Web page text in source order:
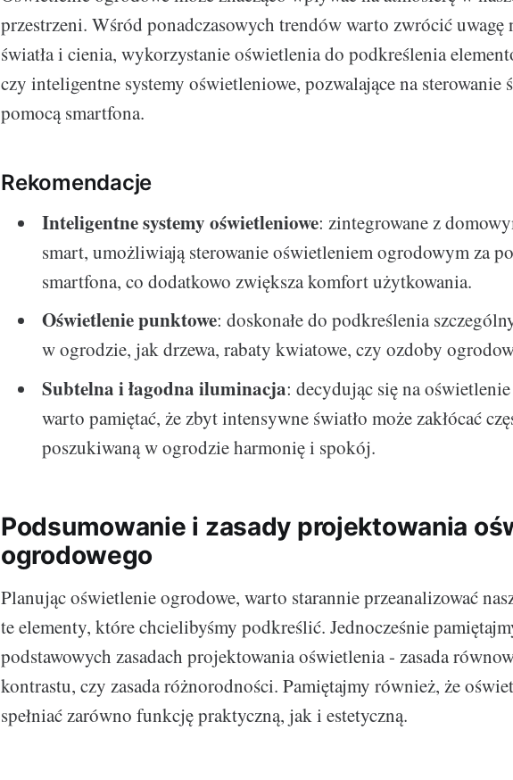
przestrzeni. Wśród ponadczasowych trendów warto zwrócić uwagę
światła i cienia, wykorzystanie oświetlenia do podkreślenia
czy inteligentne systemy oświetleniowe, pozwalające na sterowanie
pomocą smartfona.
Rekomendacje
Inteligentne systemy oświetleniowe: zintegrowane z
smart, umożliwiają sterowanie oświetleniem ogrodowym za
smartfona, co dodatkowo zwiększa komfort użytkowania.
Oświetlenie punktowe: doskonałe do podkreślenia
w ogrodzie, jak drzewa, rabaty kwiatowe, czy ozdoby
Subtelna i łagodna iluminacja: decydując się na
warto pamiętać, że zbyt intensywne światło może zakłócać
poszukiwaną w ogrodzie harmonię i spokój.
Podsumowanie i zasady projektowania
ogrodowego
Planując oświetlenie ogrodowe, warto starannie przeanalizować
te elementy, które chcielibyśmy podkreślić. Jednocześnie
podstawowych zasadach projektowania oświetlenia - zasada
kontrastu, czy zasada różnorodności. Pamiętajmy również, że
spełniać zarówno funkcję praktyczną, jak i estetyczną.